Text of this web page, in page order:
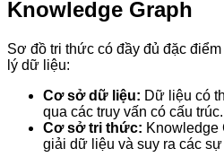
Knowledge Graph
Sơ đồ tri thức có đầy đủ đặc
lý dữ liệu:
Cơ sở dữ liệu: Dữ liệu có
qua các truy vấn có cấu trúc.
Cơ sở tri thức: Knowledge
giải dữ liệu và suy ra các